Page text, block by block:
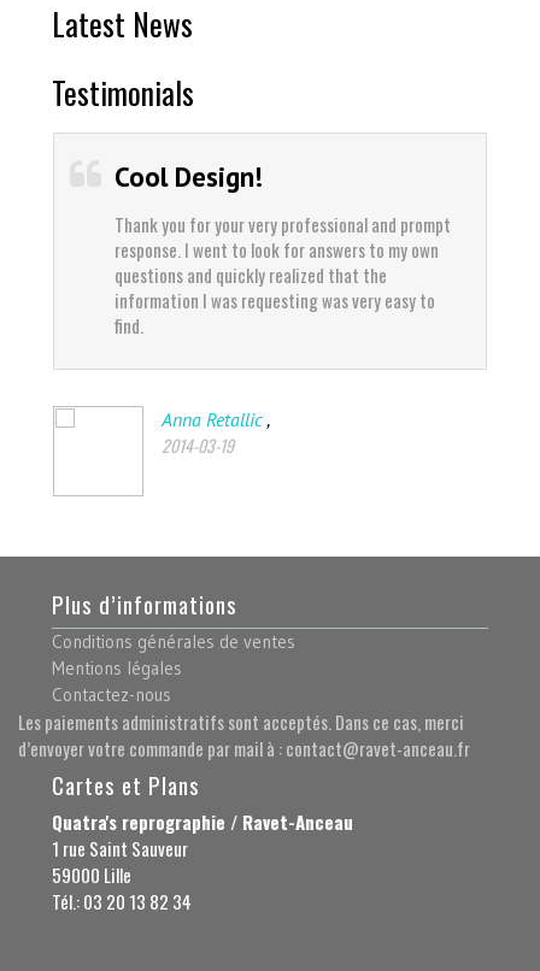
Latest News
Testimonials
Cool Design!
Thank you for your very professional and prompt
response. I went to look for answers to my own
questions and quickly realized that the
information I was requesting was very easy to
find.
Anna Retallic ,
2014-03-19
Plus d’informations
Conditions générales de ventes
Mentions légales
Contactez-nous
Les paiements administratifs sont acceptés. Dans ce cas, merci
d’envoyer votre commande par mail à : contact@ravet-anceau.fr
Cartes et Plans
Quatra's reprographie / Ravet-Anceau
1 rue Saint Sauveur
59000 Lille
Tél.: 03 20 13 82 34